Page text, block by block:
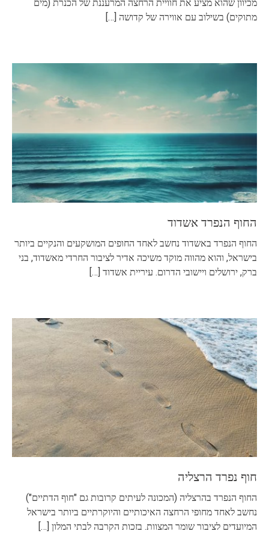
מכיוון שהוא מציע את חוויית הרחצה המרעננת של הכנרת (מים
מתוקים) בשילוב עם אווירה של קדושה […]
החוף הנפרד אשדוד
החוף הנפרד באשדוד נחשב לאחד החופים המושקעים והנקיים ביותר
בישראל, והוא מהווה מוקד משיכה אדיר לציבור החרדי מאשדוד, בני
ברק, ירושלים ויישובי הדרום. עיריית אשדוד […]
חוף נפרד הרצליה
החוף הנפרד בהרצליה (המכונה לעיתים קרובות גם "חוף הדתיים")
נחשב לאחד מחופי הרחצה האיכותיים והיוקרתיים ביותר בישראל
המיועדים לציבור שומר המצוות. בזכות הקרבה לבתי המלון […]